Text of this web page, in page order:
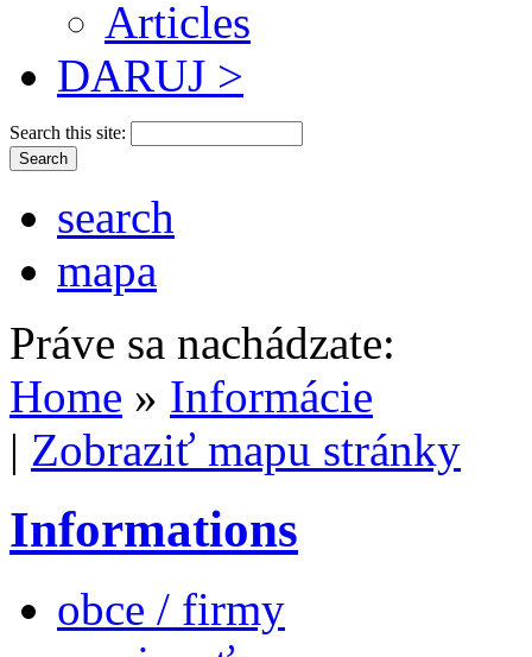
Articles
DARUJ >
Search this site:
search
mapa
Práve sa nachádzate:
Home » Informácie
| Zobraziť mapu stránky
Informations
obce / firmy